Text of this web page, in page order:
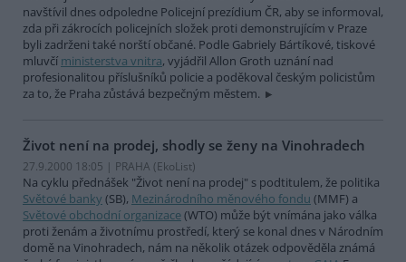
navštívil dnes odpoledne Policejní prezídium ČR, aby se informoval,
zda při zákrocích policejních složek proti demonstrujícím v Praze
byli zadrženi také norští občané. Podle Gabriely Bártíkové, tiskové
mluvčí ministerstva vnitra, vyjádřil Allon Groth uznání nad
profesionalitou příslušníků policie a poděkoval českým policistům
za to, že Praha zůstává bezpečným městem.
Život není na prodej, shodly se ženy na Vinohradech
27.9.2000 18:05 | PRAHA (EkoList)
Na cyklu přednášek "Život není na prodej" s podtitulem, že politika
Světové banky (SB), Mezinárodního měnového fondu (MMF) a
Světové obchodní organizace(WTO) může být vnímána jako válka
proti ženám a životnímu prostředí, který se konal dnes v Národním
domě na Vinohradech, nám na několik otázek odpověděla známá